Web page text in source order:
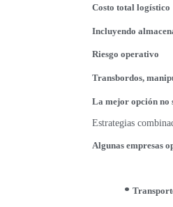
Costo total logístico
Incluyendo
Riesgo operativo
Transbordos,
La mejor opción no
Estrategias
Algunas empresas